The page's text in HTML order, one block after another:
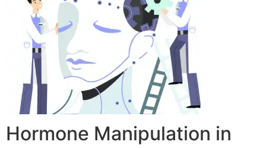
Hormone Manipulation in